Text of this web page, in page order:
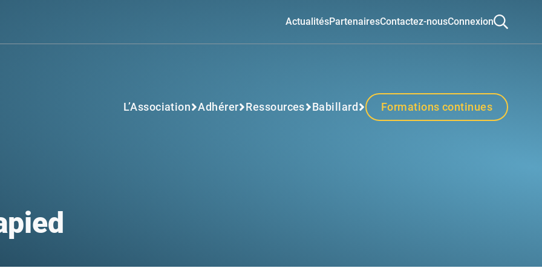
ActualitésPartenairesContactez-nousConnexion
L’Association Adhérer Ressources Babillard Formations continues